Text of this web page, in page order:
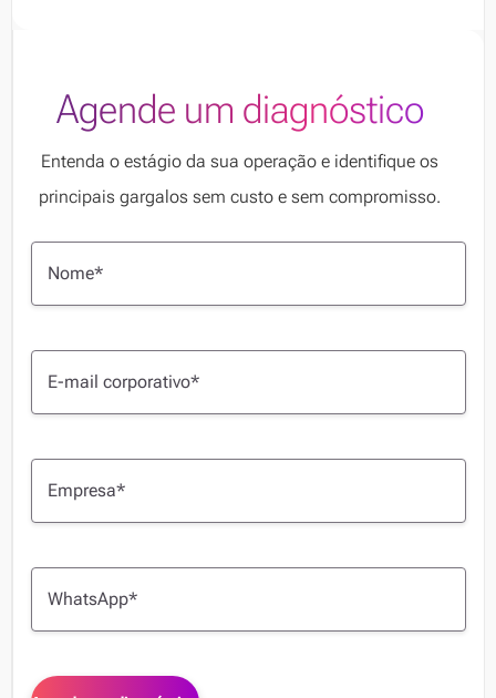
Agende um diagnóstico
Entenda o estágio da sua operação e identifique os
principais gargalos sem custo e sem compromisso.